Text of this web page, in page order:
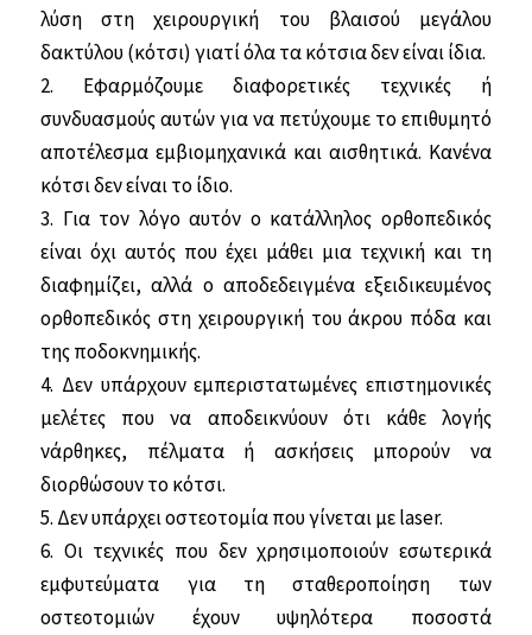
λύση στη χειρουργική του βλαισού μεγάλου
δακτύλου (κότσι) γιατί όλα τα κότσια δεν είναι ίδια.
2. Εφαρμόζουμε διαφορετικές τεχνικές ή
συνδυασμούς αυτών για να πετύχουμε το επιθυμητό
αποτέλεσμα εμβιομηχανικά και αισθητικά. Κανένα
κότσι δεν είναι το ίδιο.
3. Για τον λόγο αυτόν ο κατάλληλος ορθοπεδικός
είναι όχι αυτός που έχει μάθει μια τεχνική και τη
διαφημίζει, αλλά ο απο­δεδειγμένα εξειδικευμένος
ορθοπεδικός στη χειρουργική του άκρου πόδα και
της ποδοκνημικής.
4. Δεν υπάρχουν εμπεριστατωμένες επιστη­μονικές
μελέτες που να αποδεικνύουν ότι κάθε λογής
νάρθηκες, πέλματα ή ασκήσεις μπορούν να
διορθώσουν το κότσι.
5. Δεν υπάρχει οστεοτομία που γίνεται με laser.
6. Οι τεχνικές που δεν χρησιμοποιούν εσω­τερικά
εμφυτεύματα για τη σταθεροποίηση των
οστεοτομιών έχουν υψηλότερα ποσο­στά